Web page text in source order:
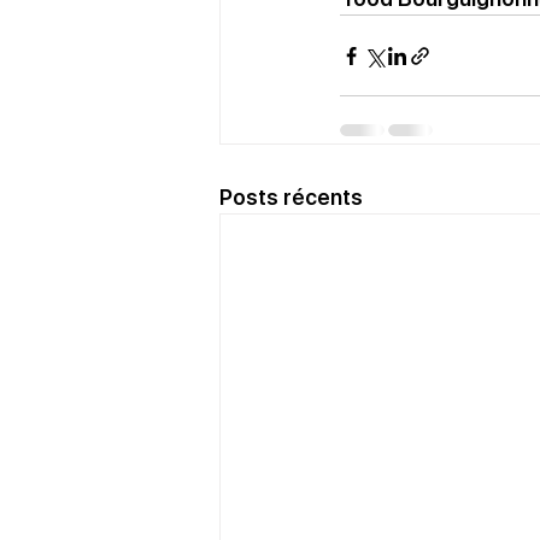
Posts récents